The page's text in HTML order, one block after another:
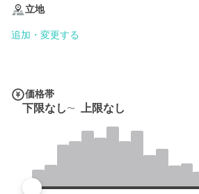
立地
追加・変更する
価格帯
下限なし 上限なし